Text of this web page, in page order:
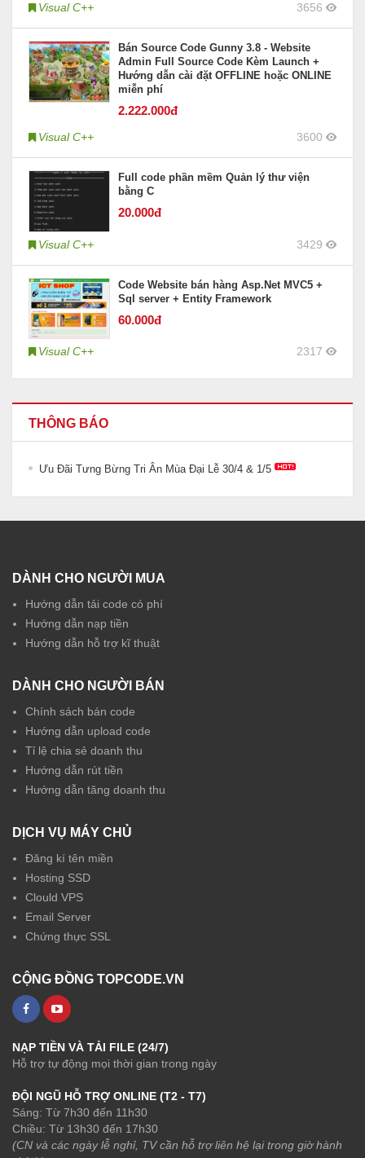
Visual C++ 3656
Bán Source Code Gunny 3.8 - Website
Admin Full Source Code Kèm Launch +
Hướng dẫn cài đặt OFFLINE hoặc ONLINE
miễn phí
2.222.000đ
Visual C++ 3600
Full code phần mềm Quản lý thư viện
bằng C
20.000đ
Visual C++ 3429
Code Website bán hàng Asp.Net MVC5 +
Sql server + Entity Framework
60.000đ
Visual C++ 2317
THÔNG BÁO
Ưu Đãi Tưng Bừng Tri Ân Mùa Đại Lễ 30/4 & 1/5
DÀNH CHO NGƯỜI MUA
Hướng dẫn tải code có phí
Hướng dẫn nạp tiền
Hướng dẫn hỗ trợ kĩ thuật
DÀNH CHO NGƯỜI BÁN
Chính sách bán code
Hướng dẫn upload code
Tỉ lệ chia sẻ doanh thu
Hướng dẫn rút tiền
Hướng dẫn tăng doanh thu
DỊCH VỤ MÁY CHỦ
Đăng kí tên miền
Hosting SSD
Clould VPS
Email Server
Chứng thực SSL
CỘNG ĐỒNG TOPCODE.VN
NẠP TIỀN VÀ TẢI FILE (24/7)
Hỗ trợ tự động mọi thời gian trong ngày
ĐỘI NGŨ HỖ TRỢ ONLINE (T2 - T7)
Sáng: Từ 7h30 đến 11h30
Chiều: Từ 13h30 đến 17h30
(CN và các ngày lễ nghỉ, TV cần hỗ trợ liên hệ lại trong giờ hành